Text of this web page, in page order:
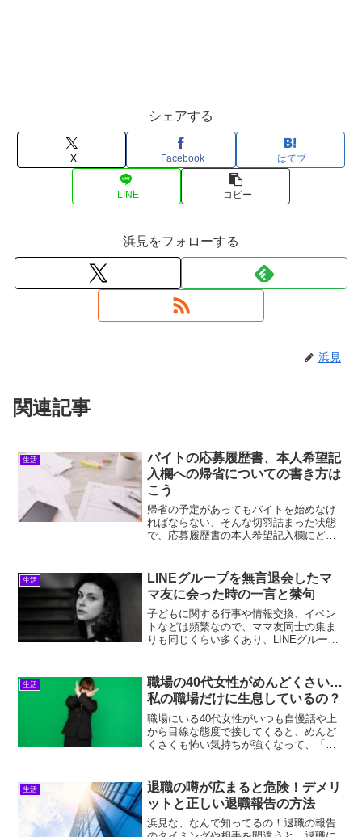
シェアする
X Facebook はてブ
LINE コピー
浜見をフォローする
浜見
関連記事
生活
バイトの応募履歴書、本人希望記
入欄への帰省についての書き方は
こう
帰省の予定があってもバイトを始めなけ
ればならない、そんな切羽詰まった状態
で、応募履歴書の本人希望記入欄にどう
は、希望を伝えるための目的・項目では
あるものの自分本位な気がし...
生活
LINEグループを無言退会したマ
マ友に会った時の一言と禁句
子どもに関する行事や情報交換、イベン
トなどは頻繁なので、ママ友同士の集ま
りも同じくらい多くあり、LINEグループ
ープを無言で退会したママ友に会うと、
気まずさ・腹立た...
生活
職場の40代女性がめんどくさい…
私の職場だけに生息しているの？
職場にいる40代女性がいつも自慢話や上
から目線な態度で接してくると、めんど
くさくも怖い気持ちが強くなって、「ど
新しい仕事なんか絶対に手を出さない…
職場の40代女性にめん...
生活
退職の噂が広まると危険！デメリ
ットと正しい退職報告の方法
浜見な、なんで知ってるの！退職の報告